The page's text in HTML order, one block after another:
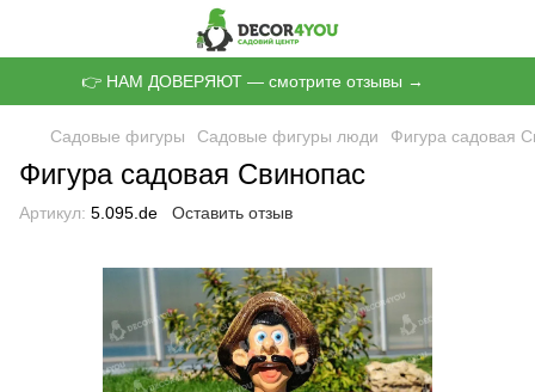
👉 НАМ ДОВЕРЯЮТ — смотрите отзывы →
Садовые фигуры Садовые фигуры люди Фигура садовая
Фигура садовая Свинопас
Артикул: 5.095.de Оставить отзыв